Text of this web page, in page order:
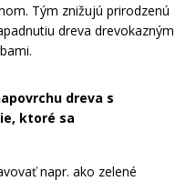
. Tým znižujú prirodzenú
dreva drevokazným
.
povrchu dreva s
, ktoré sa
napr. ako zelené